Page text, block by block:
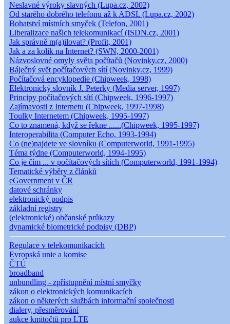
Neslavné výroky slavných (Lupa.cz, 2002)
Od starého dobrého telefonu až k ADSL (Lupa.cz, 2002)
Bohatství místních smyček (Telefon, 2001)
Liberalizace našich telekomunikací (ISDN.cz, 2001)
Jak správně m(a)ilovat? (Profit, 2001)
Jak a za kolik na Internet? (SWN, 2000-2001)
Názvoslovné omyly světa počítačů (Novinky.cz, 2000)
Báječný svět počítačových sítí (Novinky.cz, 1999)
Počítačová encyklopedie (Chipweek, 1998)
Elektronický slovník J. Peterky (Media server, 1997)
Principy počítačových sítí (Chipweek, 1996-1997)
Zajímavosti z Internetu (Chipweek, 1997-1998)
Toulky Internetem (Chipweek, 1995-1997)
Co to znamená, když se řekne ......(Chipweek, 1995-1997)
Interoperabilita (Computer Echo, 1993-1994)
Co (ne)najdete ve slovníku (Computerworld, 1991-1995)
Téma týdne (Computerworld, 1994-1995)
Co je čím ... v počítačových sítích (Computerworld, 1991-1994)
Tematické výběry z článků
eGovernment v ČR
datové schránky
elektronický podpis
základní registry
(elektronické) občanské průkazy
dynamické biometrické podpisy (DBP)
Regulace v telekomunikacích
Evropská unie a komise
ČTÚ
broadband
unbundling - zpřístupnění místní smyčky
zákon o elektronických komunikacích
zákon o některých službách informační společnosti
dialery, přesměrování
aukce kmitočtů pro LTE